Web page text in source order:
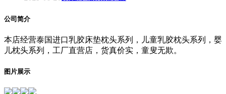
公司简介
本店经营泰国进口乳胶床垫枕头系列，儿童乳胶枕头系列，婴
儿枕头系列，工厂直营店，货真价实，童叟无欺。
图片展示